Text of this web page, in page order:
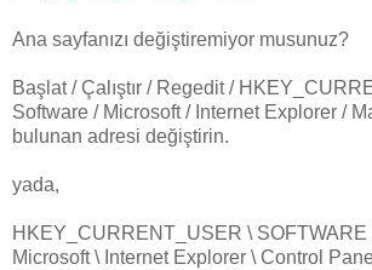
Ana sayfanızı değiştiremiyor musunuz?
Başlat / Çalıştır / Regedit /
Software / Microsoft / Internet Explorer /
bulunan adresi değiştirin.
yada,
HKEY_CURRENT_USER \ SOFTWARE
Microsoft \ Internet Explorer \ Control